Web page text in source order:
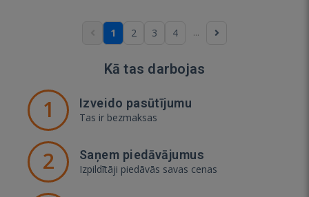
1 2 3 4 ...
Kā tas darbojas
1 Izveido pasūtījumu
Tas ir bezmaksas
2 Saņem piedāvājumus
Izpildītāji piedāvās savas cenas